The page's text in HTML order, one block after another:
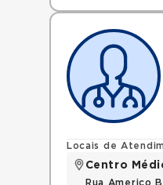
Locais de
Centro
Rua Americo